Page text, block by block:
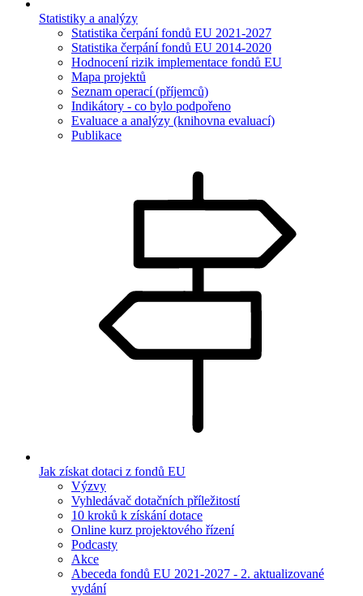
Statistiky a analýzy
Statistika čerpání fondů EU 2021-2027
Statistika čerpání fondů EU 2014-2020
Hodnocení rizik implementace fondů EU
Mapa projektů
Seznam operací (příjemců)
Indikátory - co bylo podpořeno
Evaluace a analýzy (knihovna evaluací)
Publikace
Jak získat dotaci z fondů EU
Výzvy
Vyhledávač dotačních příležitostí
10 kroků k získání dotace
Online kurz projektového řízení
Podcasty
Akce
Abeceda fondů EU 2021-2027 - 2. aktualizované
vydání